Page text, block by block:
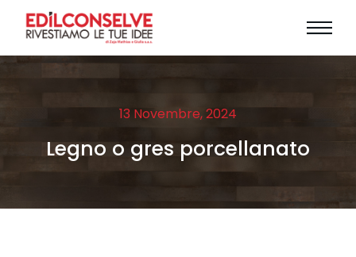
13 Novembre, 2024
Legno o gres porcellanato